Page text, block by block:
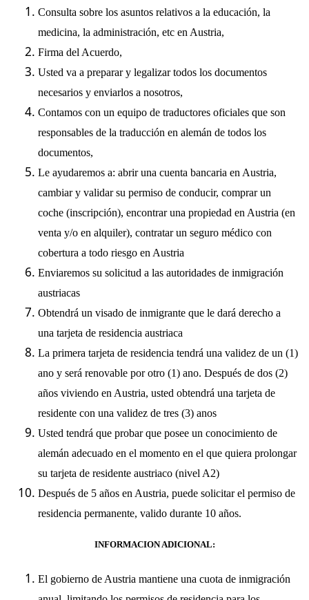
Consulta sobre los asuntos relativos a la educación, la
medicina, la administración, etc en Austria,
Firma del Acuerdo,
Usted va a preparar y legalizar todos los documentos
necesarios y enviarlos a nosotros,
Contamos con un equipo de traductores oficiales que son
responsables de la traducción en alemán de todos los
documentos,
Le ayudaremos a: abrir una cuenta bancaria en Austria,
cambiar y validar su permiso de conducir, comprar un
coche (inscripción), encontrar una propiedad en Austria (en
venta y/o en alquiler), contratar un seguro médico con
cobertura a todo riesgo en Austria
Enviaremos su solicitud a las autoridades de inmigración
austriacas
Obtendrá un visado de inmigrante que le dará derecho a
una tarjeta de residencia austriaca
La primera tarjeta de residencia tendrá una validez de un (1)
ano y será renovable por otro (1) ano. Después de dos (2)
años viviendo en Austria, usted obtendrá una tarjeta de
residente con una validez de tres (3) anos
Usted tendrá que probar que posee un conocimiento de
alemán adecuado en el momento en el que quiera prolongar
su tarjeta de residente austriaco (nivel A2)
Después de 5 años en Austria, puede solicitar el permiso de
residencia permanente, valido durante 10 años.
INFORMACION ADICIONAL:
El gobierno de Austria mantiene una cuota de inmigración